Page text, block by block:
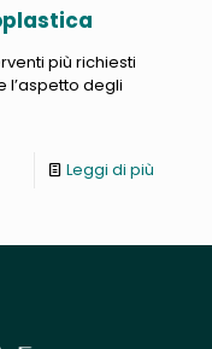
più richiesti
l’aspetto degli
Leggi di più